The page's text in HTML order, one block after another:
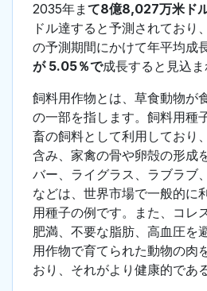
2035年ま て8億8,027万米ド
ドル達すると予測されてお
の予測期間にかけて年平均成
が 5.05％で成長すると見込ま
飼料用作物とは、草食動物が
の一部を指します。飼料用種
畜の飼料として利用しており
含み、家禽の骨や卵殻の形成
バー、ライグラス、ラブラブ
などは、世界市場で一般的に
用種子の例です。また、コレ
肥満、不要な脂肪、高血圧を
用作物で育てられた動物の肉
おり、それがより健康的であ